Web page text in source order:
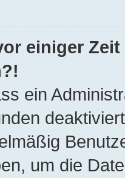
einiger
ein
um die